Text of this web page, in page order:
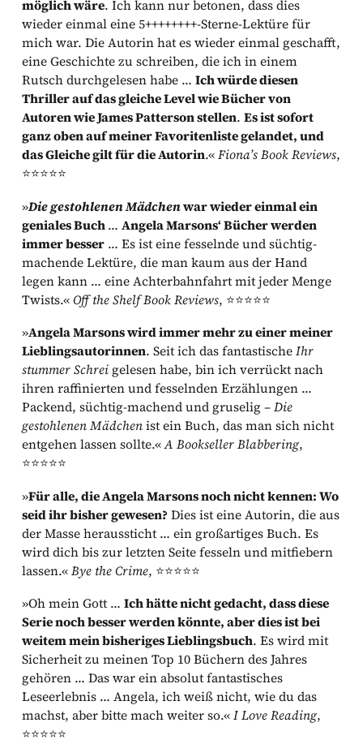
möglich wäre. Ich kann nur betonen, dass dies
wieder einmal eine 5++++++++-Sterne-Lektüre für
mich war. Die Autorin hat es wieder einmal geschafft,
eine Geschichte zu schreiben, die ich in einem
Rutsch durchgelesen habe …Ich würde diesen
Thriller auf das gleiche Level wie Bücher von
Autoren wie James Patterson stellen.Es ist sofort
ganz oben auf meiner Favoritenliste gelandet, und
das Gleiche gilt für die Autorin.«Fiona’s Book Reviews,
⭐⭐⭐⭐⭐
»Die gestohlenen Mädchenwar wieder einmal ein
geniales Buch…Angela Marsons‘ Bücher werden
immer besser … Es ist eine fesselnde und süchtig-
machende Lektüre, die man kaum aus der Hand
legen kann … eine Achterbahnfahrt mit jeder Menge
Twists.« Off the Shelf Book Reviews, ⭐⭐⭐⭐⭐
»Angela Marsons wird immer mehr zu einer meiner
Lieblingsautorinnen. Seit ich das fantastischeIhr
stummer Schrei gelesen habe, bin ich verrückt nach
ihren raffinierten und fesselnden Erzählungen …
Packend, süchtig-machend und gruselig –Die
gestohlenen Mädchenist ein Buch, das man sich nicht
entgehen lassen sollte.«A Bookseller Blabbering,
⭐⭐⭐⭐⭐
»Für alle, die Angela Marsons noch nicht kennen: Wo
seid ihr bisher gewesen? Dies ist eine Autorin, die aus
der Masse heraussticht … ein großartiges Buch. Es
wird dich bis zur letzten Seite fesseln und mitfiebern
lassen.«Bye the Crime, ⭐⭐⭐⭐⭐
»Oh mein Gott …Ich hätte nicht gedacht, dass diese
Serie noch besser werden könnte, aber dies ist bei
weitem mein bisheriges Lieblingsbuch. Es wird mit
Sicherheit zu meinen Top 10 Büchern des Jahres
gehören … Das war ein absolut fantastisches
Leseerlebnis … Angela, ich weiß nicht, wie du das
machst, aber bitte mach weiter so.«I Love Reading,
⭐⭐⭐⭐⭐